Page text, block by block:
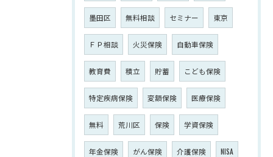
墨田区 無料相談 セミナー 東京
ＦＰ相談 火災保険 自動車保険
教育費 積立 貯蓄 こども保険
特定疾病保険 変額保険 医療保険
無料 荒川区 保険 学資保険
年金保険 がん保険 介護保険 NISA